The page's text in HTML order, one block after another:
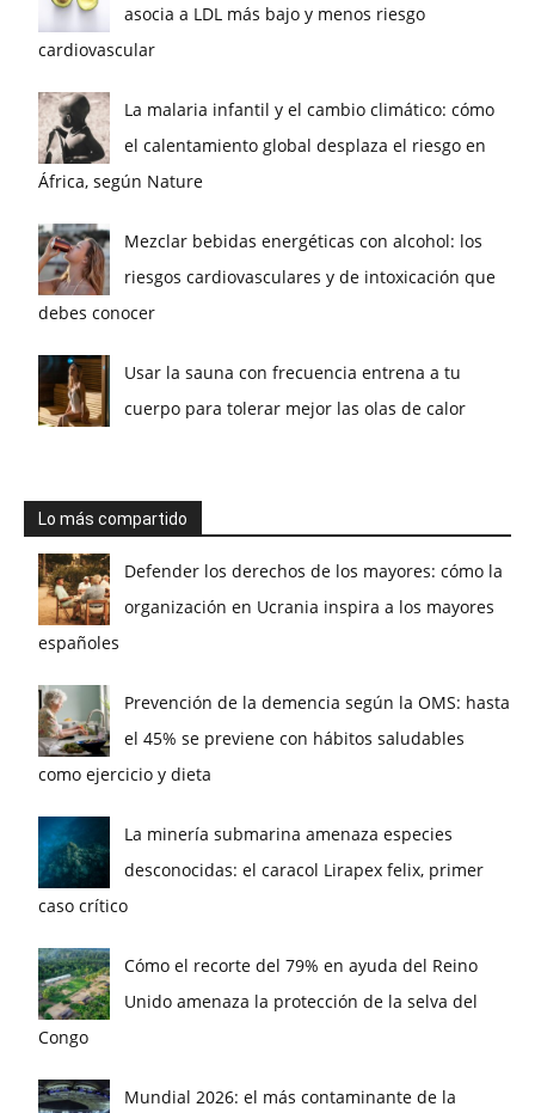
asocia a LDL más bajo y menos riesgo
cardiovascular
La malaria infantil y el cambio climático: cómo
el calentamiento global desplaza el riesgo en
África, según Nature
Mezclar bebidas energéticas con alcohol: los
riesgos cardiovasculares y de intoxicación que
debes conocer
Usar la sauna con frecuencia entrena a tu
cuerpo para tolerar mejor las olas de calor
Lo más compartido
Defender los derechos de los mayores: cómo la
organización en Ucrania inspira a los mayores
españoles
Prevención de la demencia según la OMS: hasta
el 45% se previene con hábitos saludables
como ejercicio y dieta
La minería submarina amenaza especies
desconocidas: el caracol Lirapex felix, primer
caso crítico
Cómo el recorte del 79% en ayuda del Reino
Unido amenaza la protección de la selva del
Congo
Mundial 2026: el más contaminante de la